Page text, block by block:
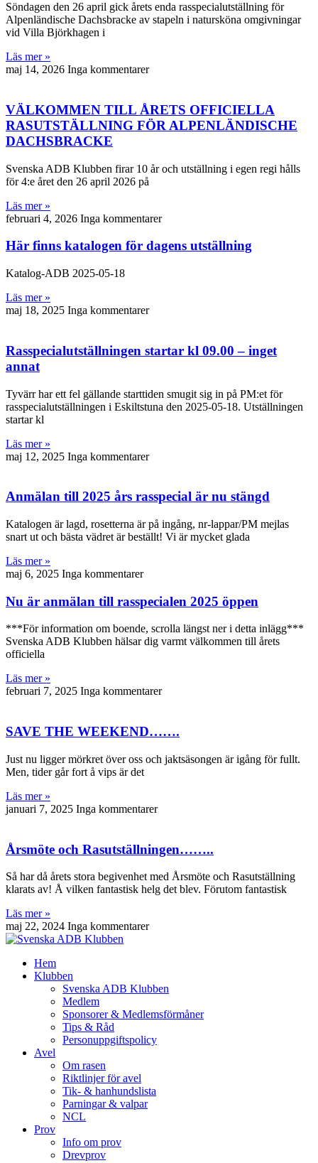
Söndagen den 26 april gick årets enda rasspecialutställning för
Alpenländische Dachsbracke av stapeln i natursköna omgivningar
vid Villa Björkhagen i
Läs mer »
maj 14, 2026 Inga kommentarer
VÄLKOMMEN TILL ÅRETS OFFICIELLA
RASUTSTÄLLNING FÖR ALPENLÄNDISCHE
DACHSBRACKE
Svenska ADB Klubben firar 10 år och utställning i egen regi hålls
för 4:e året den 26 april 2026 på
Läs mer »
februari 4, 2026 Inga kommentarer
Här finns katalogen för dagens utställning
Katalog-ADB 2025-05-18
Läs mer »
maj 18, 2025 Inga kommentarer
Rasspecialutställningen startar kl 09.00 – inget
annat
Tyvärr har ett fel gällande starttiden smugit sig in på PM:et för
rasspecialutställningen i Eskiltstuna den 2025-05-18. Utställningen
startar kl
Läs mer »
maj 12, 2025 Inga kommentarer
Anmälan till 2025 års rasspecial är nu stängd
Katalogen är lagd, rosetterna är på ingång, nr-lappar/PM mejlas
snart ut och bästa vädret är beställt! Vi är mycket glada
Läs mer »
maj 6, 2025 Inga kommentarer
Nu är anmälan till rasspecialen 2025 öppen
***För information om boende, scrolla längst ner i detta inlägg***
Svenska ADB Klubben hälsar dig varmt välkommen till årets
officiella
Läs mer »
februari 7, 2025 Inga kommentarer
SAVE THE WEEKEND…….
Just nu ligger mörkret över oss och jaktsäsongen är igång för fullt.
Men, tider går fort å vips är det
Läs mer »
januari 7, 2025 Inga kommentarer
Årsmöte och Rasutställningen……..
Så har då årets stora begivenhet med Årsmöte och Rasutställning
klarats av! Å vilken fantastisk helg det blev. Förutom fantastisk
Läs mer »
maj 22, 2024 Inga kommentarer
Hem
Klubben
Svenska ADB Klubben
Medlem
Sponsorer & Medlemsförmåner
Tips & Råd
Personuppgiftspolicy
Avel
Om rasen
Riktlinjer för avel
Tik- & hanhundslista
Parningar & valpar
NCL
Prov
Info om prov
Drevprov